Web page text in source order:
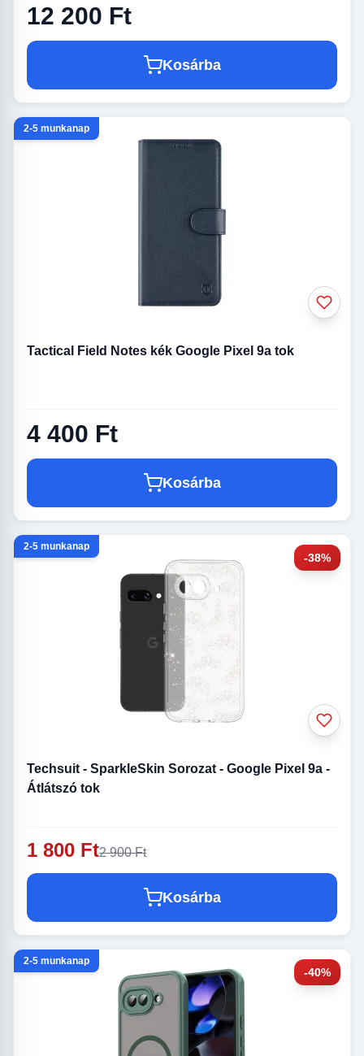
12 200 Ft
Kosárba
2-5 munkanap
Tactical Field Notes kék Google Pixel 9a tok
4 400 Ft
Kosárba
-38%
2-5 munkanap
Techsuit - SparkleSkin Sorozat - Google Pixel 9a -
Átlátszó tok
1 800 Ft2 900 Ft
Kosárba
-40%
2-5 munkanap